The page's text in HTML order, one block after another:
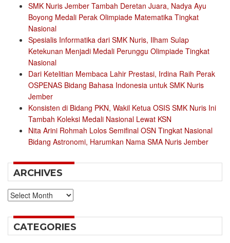
SMK Nuris Jember Tambah Deretan Juara, Nadya Ayu
Boyong Medali Perak Olimpiade Matematika Tingkat
Nasional
Spesialis Informatika dari SMK Nuris, Ilham Sulap
Ketekunan Menjadi Medali Perunggu Olimpiade Tingkat
Nasional
Dari Ketelitian Membaca Lahir Prestasi, Irdina Raih Perak
OSPENAS Bidang Bahasa Indonesia untuk SMK Nuris
Jember
Konsisten di Bidang PKN, Wakil Ketua OSIS SMK Nuris Ini
Tambah Koleksi Medali Nasional Lewat KSN
Nita Arini Rohmah Lolos Semifinal OSN Tingkat Nasional
Bidang Astronomi, Harumkan Nama SMA Nuris Jember
ARCHIVES
Archives
CATEGORIES